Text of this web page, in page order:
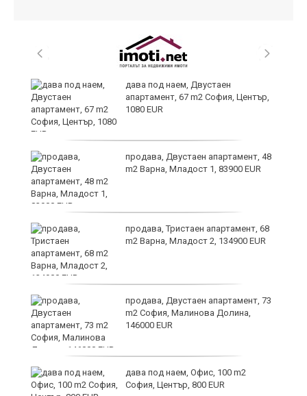
дава под наем, Двустаен
апартамент, 67 m2 София, Център,
1080 EUR
продава, Двустаен апартамент, 48
m2 Варна, Младост 1, 83900 EUR
продава, Тристаен апартамент, 68
m2 Варна, Младост 2, 134900 EUR
продава, Двустаен апартамент, 73
m2 София, Малинова Долина,
146000 EUR
дава под наем, Офис, 100 m2
София, Център, 800 EUR